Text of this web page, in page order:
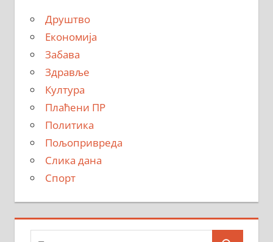
Друштво
Економија
Забава
Здравље
Култура
Плаћени ПР
Политика
Пољопривреда
Слика дана
Спорт